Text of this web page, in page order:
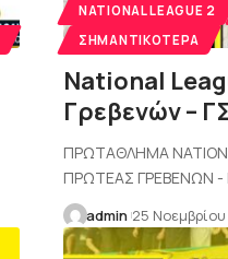
NATIONAL LEAGUE 2
ΣΗΜΑΝΤΙΚΌΤΕΡΑ
National
Γρεβενών –
ΠΡΩΤΑΘΛΗΜΑ
ΠΡΩΤΕΑΣ ΓΡΕΒΕΝΩΝ
admin 25